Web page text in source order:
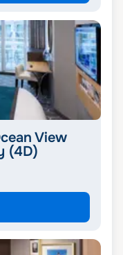
View
(4D)